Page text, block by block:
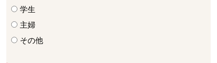
学生
主婦
その他